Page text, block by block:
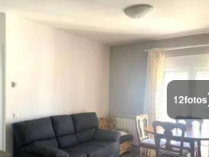
12fotos